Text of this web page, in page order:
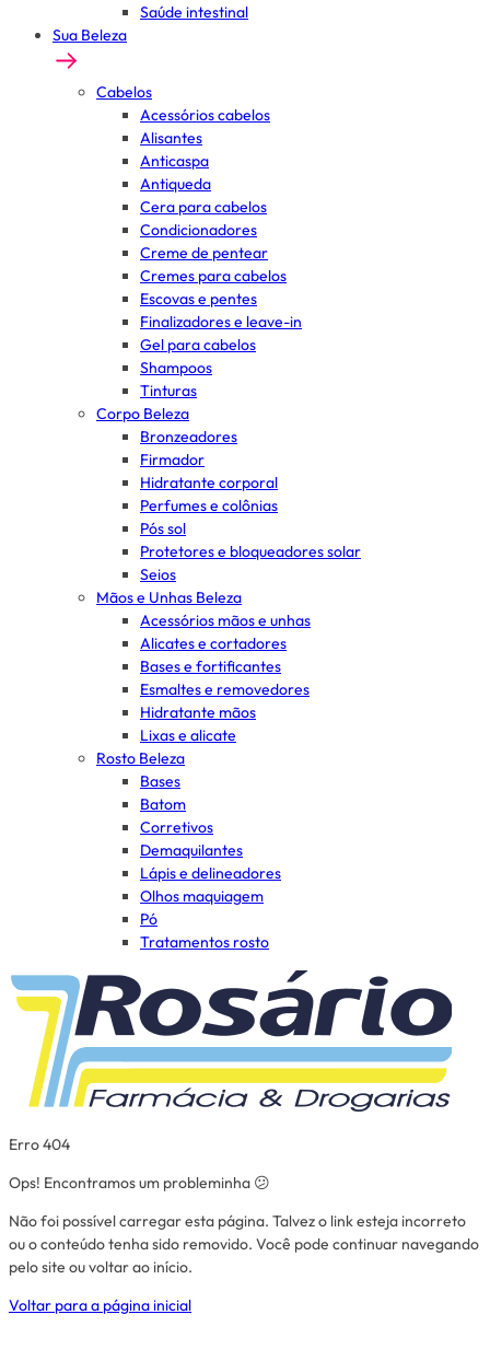
Saúde intestinal
Sua Beleza
Cabelos
Acessórios cabelos
Alisantes
Anticaspa
Antiqueda
Cera para cabelos
Condicionadores
Creme de pentear
Cremes para cabelos
Escovas e pentes
Finalizadores e leave-in
Gel para cabelos
Shampoos
Tinturas
Corpo Beleza
Bronzeadores
Firmador
Hidratante corporal
Perfumes e colônias
Pós sol
Protetores e bloqueadores solar
Seios
Mãos e Unhas Beleza
Acessórios mãos e unhas
Alicates e cortadores
Bases e fortificantes
Esmaltes e removedores
Hidratante mãos
Lixas e alicate
Rosto Beleza
Bases
Batom
Corretivos
Demaquilantes
Lápis e delineadores
Olhos maquiagem
Pó
Tratamentos rosto
Erro 404
Ops! Encontramos um probleminha 😕
Não foi possível carregar esta página. Talvez o link esteja incorreto
ou o conteúdo tenha sido removido. Você pode continuar navegando
pelo site ou voltar ao início.
Voltar para a página inicial